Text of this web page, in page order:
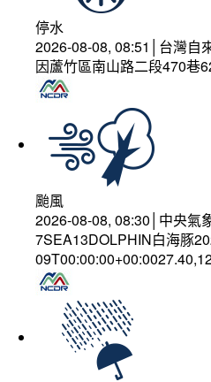
停水
2026-08-08, 08:51│台灣自
因蘆竹區南山路二段470巷
颱風
2026-08-08, 08:30│中央氣
7SEA13DOLPHIN白海豚